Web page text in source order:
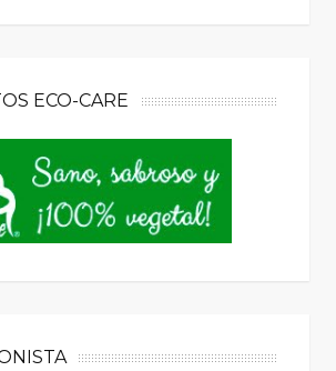
ECO-CARE